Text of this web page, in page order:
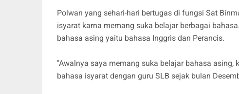
Polwan yang sehari-hari bertugas di fungsi Sat
isyarat karna memang suka belajar berbagai
bahasa asing yaitu bahasa Inggris dan Perancis.
"Awalnya saya memang suka belajar bahasa
bahasa isyarat dengan guru SLB sejak bulan